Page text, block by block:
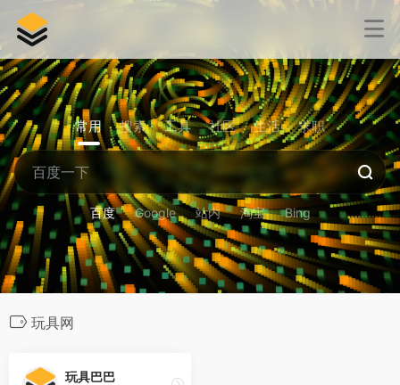
常用 搜索 工具 社区 生活 求职
百度 Google 站内 淘宝 Bing
玩具网
玩具巴巴